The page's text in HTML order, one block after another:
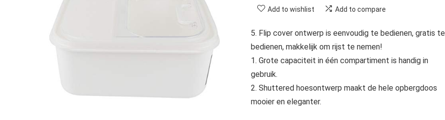
Add to wishlist Add to compare
5. Flip cover ontwerp is eenvoudig te bedienen, gratis te
bedienen, makkelijk om rijst te nemen!
1. Grote capaciteit in één compartiment is handig in
gebruik.
2. Shuttered hoesontwerp maakt de hele opbergdoos
mooier en eleganter.